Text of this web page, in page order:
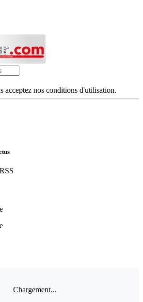
acceptez nos conditions d'utilisation.
Chargement...